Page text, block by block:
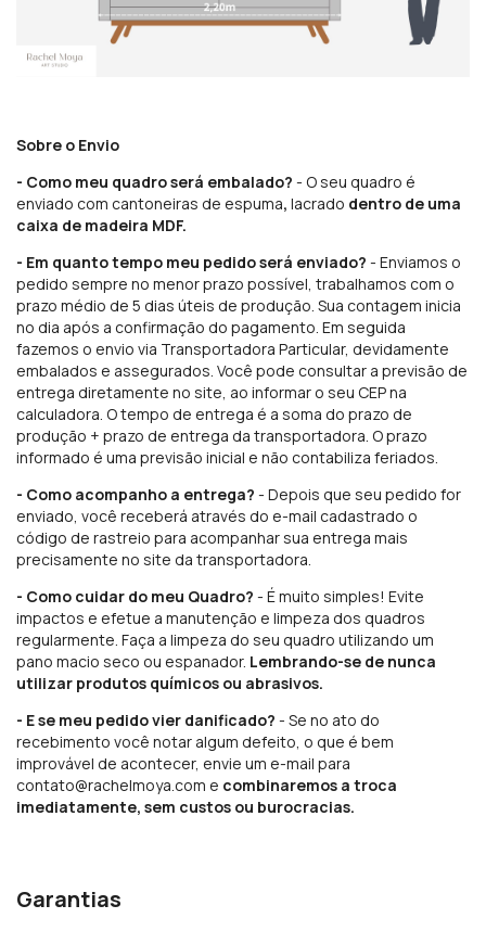
Sobre o Envio
- Como meu quadro será embalado? - O seu quadro é
enviado com cantoneiras de espuma, lacrado dentro de uma
caixa de madeira MDF.
- Em quanto tempo meu pedido será enviado? - Enviamos o
pedido sempre no menor prazo possível, trabalhamos com o
prazo médio de 5 dias úteis de produção. Sua contagem inicia
no dia após a confirmação do pagamento. Em seguida
fazemos o envio via Transportadora Particular, devidamente
embalados e assegurados. Você pode consultar a previsão de
entrega diretamente no site, ao informar o seu CEP na
calculadora. O tempo de entrega é a soma do prazo de
produção + prazo de entrega da transportadora. O prazo
informado é uma previsão inicial e não contabiliza feriados.
- Como acompanho a entrega? - Depois que seu pedido for
enviado, você receberá através do e-mail cadastrado o
código de rastreio para acompanhar sua entrega mais
precisamente no site da transportadora.
- Como cuidar do meu Quadro? - É muito simples! Evite
impactos e efetue a manutenção e limpeza dos quadros
regularmente. Faça a limpeza do seu quadro utilizando um
pano macio seco ou espanador. Lembrando-se de nunca
utilizar produtos químicos ou abrasivos.
- E se meu pedido vier danificado? - Se no ato do
recebimento você notar algum defeito, o que é bem
improvável de acontecer, envie um e-mail para
contato@rachelmoya.com e combinaremos a troca
imediatamente, sem custos ou burocracias.
Garantias